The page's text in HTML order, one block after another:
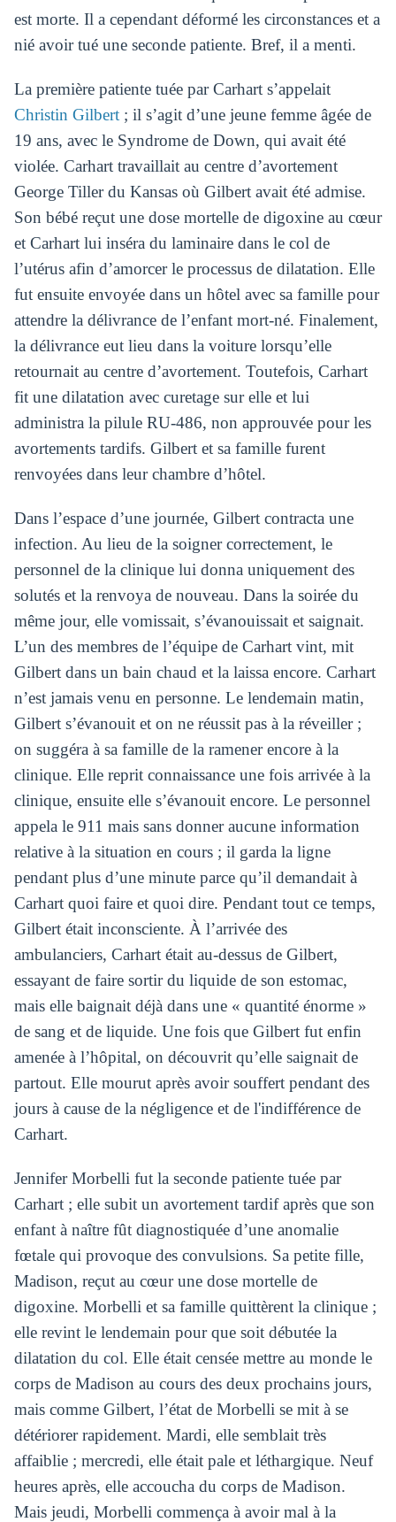
est morte. Il a cependant déformé les circonstances et a
nié avoir tué une seconde patiente. Bref, il a menti.
La première patiente tuée par Carhart s’appelait
Christin Gilbert; il s’agit d’une jeune femme âgée de
19 ans, avec le Syndrome de Down, qui avait été
violée. Carhart travaillait au centre d’avortement
George Tiller du Kansas où Gilbert avait été admise.
Son bébé reçut une dose mortelle de digoxine au cœur
et Carhart lui inséra du laminaire dans le col de
l’utérus afin d’amorcer le processus de dilatation. Elle
fut ensuite envoyée dans un hôtel avec sa famille pour
attendre la délivrance de l’enfant mort-né. Finalement,
la délivrance eut lieu dans la voiture lorsqu’elle
retournait au centre d’avortement. Toutefois, Carhart
fit une dilatation avec curetage sur elle et lui
administra la pilule RU-486, non approuvée pour les
avortements tardifs. Gilbert et sa famille furent
renvoyées dans leur chambre d’hôtel.
Dans l’espace d’une journée, Gilbert contracta une
infection. Au lieu de la soigner correctement, le
personnel de la clinique lui donna uniquement des
solutés et la renvoya de nouveau. Dans la soirée du
même jour, elle vomissait, s’évanouissait et saignait.
L’un des membres de l’équipe de Carhart vint, mit
Gilbert dans un bain chaud et la laissa encore. Carhart
n’est jamais venu en personne. Le lendemain matin,
Gilbert s’évanouit et on ne réussit pas à la réveiller ;
on suggéra à sa famille de la ramener encore à la
clinique. Elle reprit connaissance une fois arrivée à la
clinique, ensuite elle s’évanouit encore. Le personnel
appela le 911 mais sans donner aucune information
relative à la situation en cours ; il garda la ligne
pendant plus d’une minute parce qu’il demandait à
Carhart quoi faire et quoi dire. Pendant tout ce temps,
Gilbert était inconsciente. À l’arrivée des
ambulanciers, Carhart était au-dessus de Gilbert,
essayant de faire sortir du liquide de son estomac,
mais elle baignait déjà dans une « quantité énorme »
de sang et de liquide. Une fois que Gilbert fut enfin
amenée à l’hôpital, on découvrit qu’elle saignait de
partout. Elle mourut après avoir souffert pendant des
jours à cause de la négligence et de l'indifférence de
Carhart.
Jennifer Morbelli fut la seconde patiente tuée par
Carhart ; elle subit un avortement tardif après que son
enfant à naître fût diagnostiquée d’une anomalie
fœtale qui provoque des convulsions. Sa petite fille,
Madison, reçut au cœur une dose mortelle de
digoxine. Morbelli et sa famille quittèrent la clinique ;
elle revint le lendemain pour que soit débutée la
dilatation du col. Elle était censée mettre au monde le
corps de Madison au cours des deux prochains jours,
mais comme Gilbert, l’état de Morbelli se mit à se
détériorer rapidement. Mardi, elle semblait très
affaiblie ; mercredi, elle était pale et léthargique. Neuf
heures après, elle accoucha du corps de Madison.
Mais jeudi, Morbelli commença à avoir mal à la